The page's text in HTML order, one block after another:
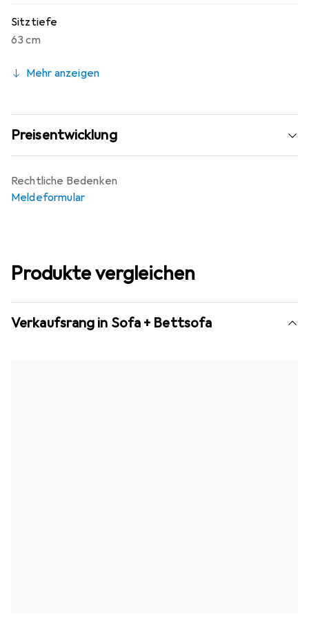
Sitztiefe
63 cm
Mehr anzeigen
Preisentwicklung
Rechtliche Bedenken
Meldeformular
Produkte vergleichen
Verkaufsrang in Sofa + Bettsofa